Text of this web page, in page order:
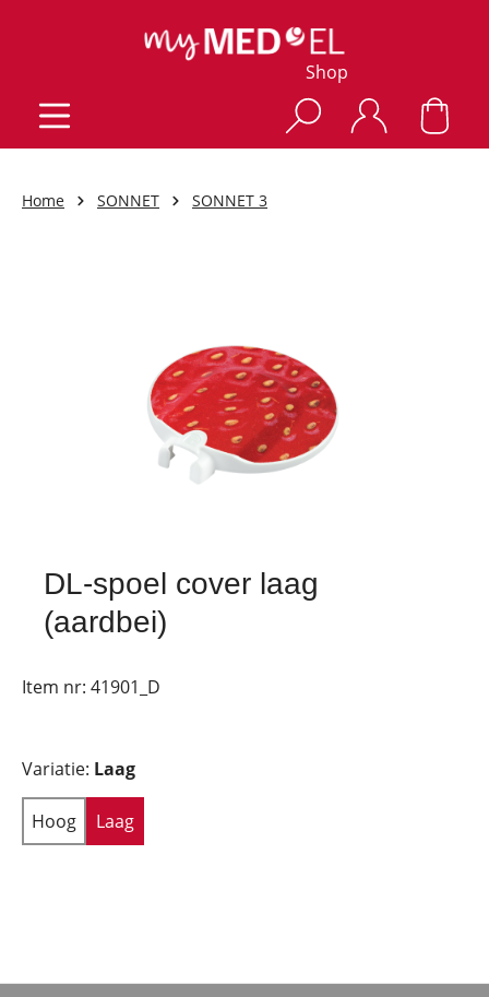
Shop
Home SONNET SONNET 3
DL-spoel cover laag
(aardbei)
Item nr: 41901_D
Variatie: Laag
Hoog Laag